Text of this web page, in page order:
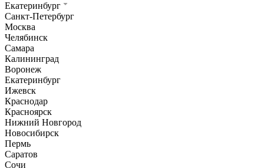
Екатеринбург
Санкт-Петербург
Москва
Челябинск
Самара
Калининград
Воронеж
Екатеринбург
Ижевск
Краснодар
Красноярск
Нижний Новгород
Новосибирск
Пермь
Саратов
Сочи